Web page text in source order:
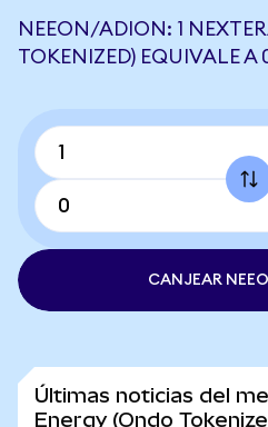
NEEON/ADION: 1
TOKENIZED) EQUIVALE A
CANJEAR
Últimas noticias del
Energy (Ondo